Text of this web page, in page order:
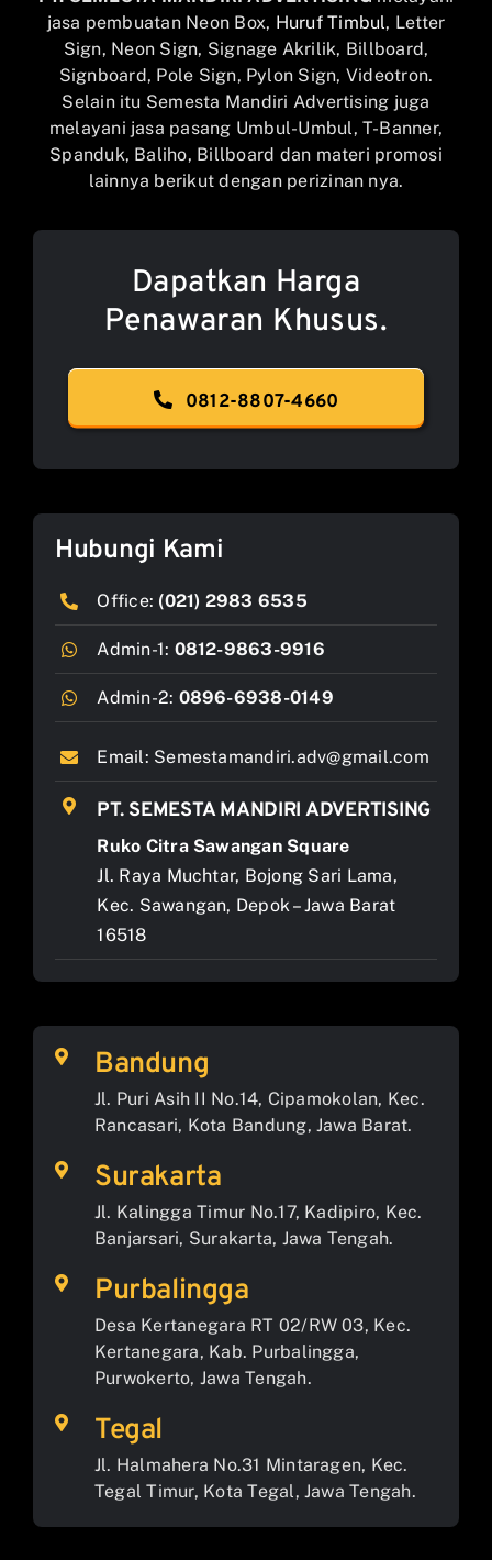
jasa pembuatan Neon Box, Huruf Timbul, Letter
Sign, Neon Sign, Signage Akrilik, Billboard,
Signboard, Pole Sign, Pylon Sign, Videotron.
Selain itu Semesta Mandiri Advertising juga
melayani jasa pasang Umbul-Umbul, T-Banner,
Spanduk, Baliho, Billboard dan materi promosi
lainnya berikut dengan perizinan nya.
Dapatkan Harga
Penawaran Khusus.
0812-8807-4660
Hubungi Kami
Office: (021) 2983 6535
Admin-1: 0812-9863-9916
Admin-2: 0896-6938-0149
Email: Semestamandiri.adv@gmail.com
PT. SEMESTA MANDIRI ADVERTISING
Ruko Citra Sawangan Square
Jl. Raya Muchtar, Bojong Sari Lama,
Kec. Sawangan, Depok – Jawa Barat
16518
Bandung
Jl. Puri Asih II No.14, Cipamokolan, Kec.
Rancasari, Kota Bandung, Jawa Barat.
Surakarta
Jl. Kalingga Timur No.17, Kadipiro, Kec.
Banjarsari, Surakarta, Jawa Tengah.
Purbalingga
Desa Kertanegara RT 02/RW 03, Kec.
Kertanegara, Kab. Purbalingga,
Purwokerto, Jawa Tengah.
Tegal
Jl. Halmahera No.31 Mintaragen, Kec.
Tegal Timur, Kota Tegal, Jawa Tengah.